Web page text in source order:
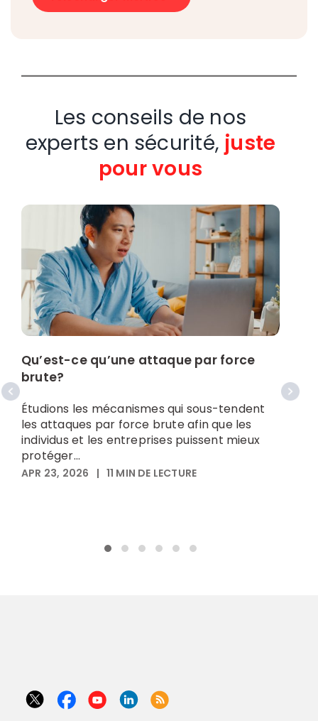
Les conseils de nos
experts en sécurité, juste
pour vous
Qu’est-ce qu’une attaque par force
brute?
Étudions les mécanismes qui sous-tendent
les attaques par force brute afin que les
individus et les entreprises puissent mieux
protéger...
APR 23, 2026 | 11 MIN DE LECTURE